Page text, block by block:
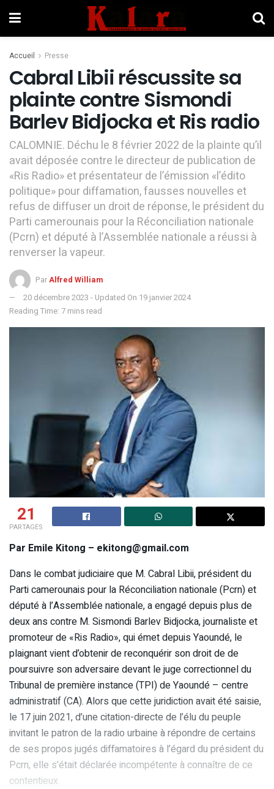
Accueil Presse
Cabral Libii réscussite sa
plainte contre Sismondi
Barlev Bidjocka et Ris radio
CALOMNIE. Déchu le 8 février 2022 de la plainte qu’il
avait déposée contre le directeur de publication de
«Ris Radio» et présentateur de l’émission «l’édito
politique» pour diffamation, fausses nouvelles et
refus de diffuser un droit de réponse, le président du
Parti camerounais pour la Réconciliation nationale
(Pcrn) et député à l’Assemblée nationale a réussi à
renverser la vapeur.
ParAlfred William
20 décembre 2023 - Updated On 19 janvier 2024
Reading Time: 7 mins read
21
PARTAGES
Par Emile Kitong – ekitong@gmail.com
Dans le combat judiciaire que M. Cabral Libii, président du
Parti camerounais pour la Réconciliation nationale (Pcrn) et
député à l’Assemblée nationale, a engagé depuis plus de
deux ans contre M. Sismondi Barlev Bidjocka, journaliste et
promoteur de «Ris Radio», qui émet depuis Yaoundé, le
plaignant vient d’obtenir de reconquérir son droit de de
poursuivre son adversaire devant le juge correctionnel du
Tribunal de première instance (TPI) de Yaoundé – centre
administratif (CA). Alors que cette juridiction avait été saisie,
le 17 juin 2021, d’une citation-directe de l’élu du peuple
invitant le patron de la radio urbaine à répondre de certains
de ses propos jugés diffamatoires à l’égard du président du
Pcrn, elle s’était déclarée incompétente à connaître de ce
contentieux.